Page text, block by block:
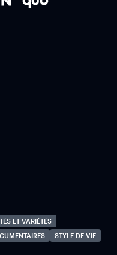
ET VARIÉTÉS
STYLE DE VIE